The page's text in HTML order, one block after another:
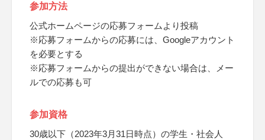
参加方法
公式ホームページの応募フォームより投稿
※応募フォームからの応募には、Googleアカウント
を必要とする
※応募フォームからの提出ができない場合は、メー
ルでの応募も可
参加資格
30歳以下（2023年3月31日時点）の学生・社会人